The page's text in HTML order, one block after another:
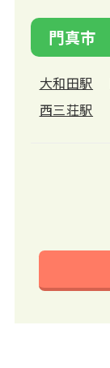
門真市
大和田駅
西三荘駅